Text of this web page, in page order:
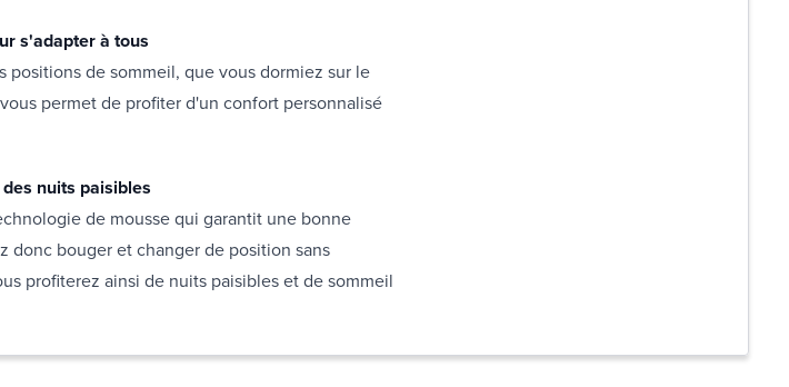
s'adapter à tous
positions de sommeil, que vous dormiez sur le
permet de profiter d'un confort personnalisé
nuits paisibles
de mousse qui garantit une bonne
donc bouger et changer de position sans
profiterez ainsi de nuits paisibles et de sommeil